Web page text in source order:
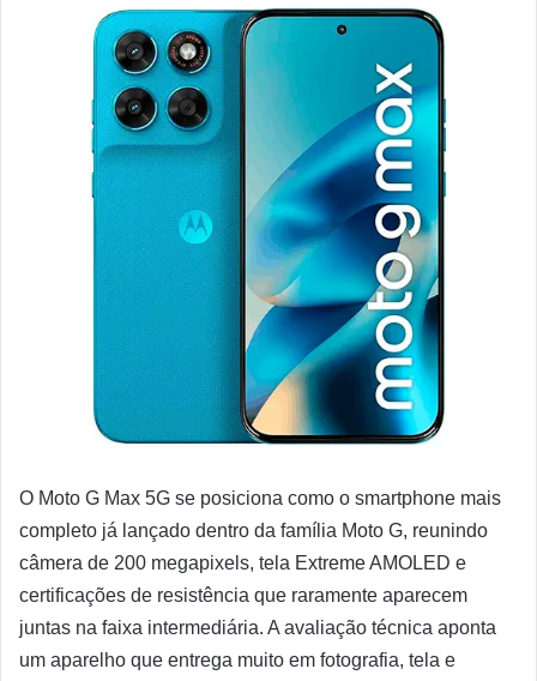
O Moto G Max 5G se posiciona como o smartphone mais
completo já lançado dentro da família Moto G, reunindo
câmera de 200 megapixels, tela Extreme AMOLED e
certificações de resistência que raramente aparecem
juntas na faixa intermediária. A avaliação técnica aponta
um aparelho que entrega muito em fotografia, tela e